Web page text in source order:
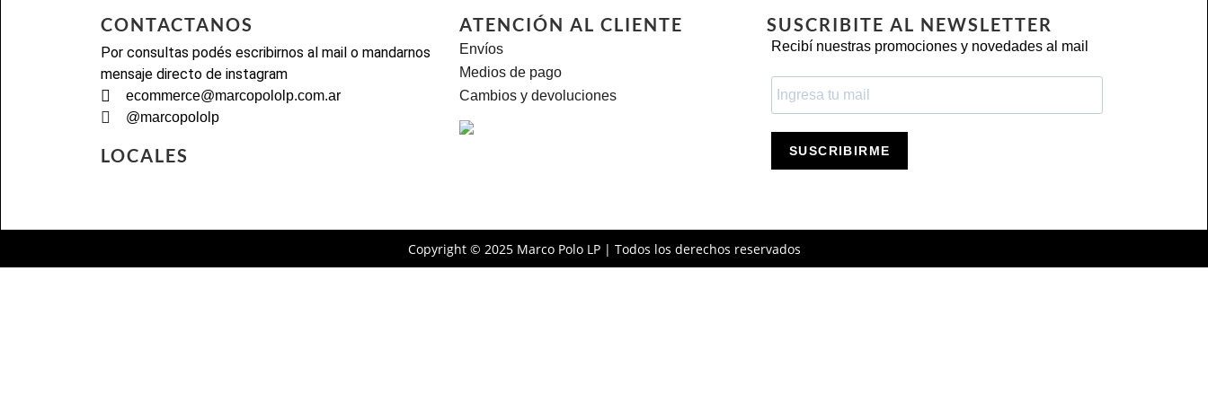
CONTACTANOS
Por consultas podés escribirnos al mail o mandarnos
mensaje directo de instagram
ecommerce@marcopololp.com.ar
@marcopololp
LOCALES
ATENCIÓN AL CLIENTE
Envíos
Medios de pago
Cambios y devoluciones
SUSCRIBITE AL NEWSLETTER
Recibí nuestras promociones y novedades al mail
SUSCRIBIRME
Copyright © 2025 Marco Polo LP | Todos los derechos reservados